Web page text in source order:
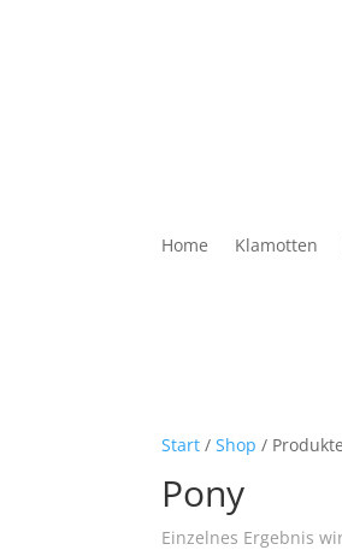
Home Klamotten
Start /Shop /
Pony
Einzelnes Ergebnis